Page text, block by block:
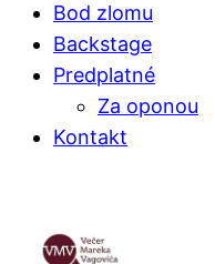
Bod zlomu
Backstage
Predplatné
Za oponou
Kontakt